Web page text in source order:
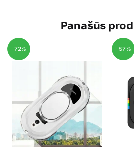
Panašūs
-72% -57%